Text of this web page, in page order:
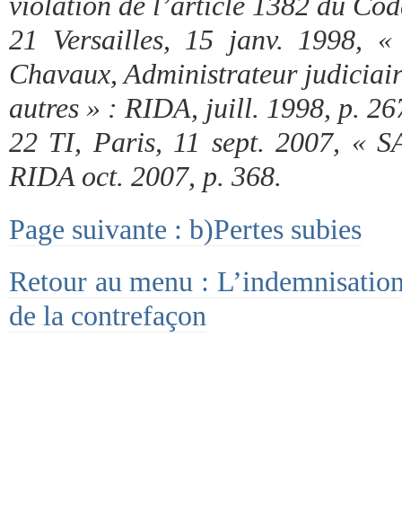
21 Versailles, 15 janv. 1998,
Chavaux, Administrateur
autres » : RIDA, juill. 1998, p.
22 TI, Paris, 11 sept. 2007, «
RIDA oct. 2007, p. 368.
Page suivante : b)Pertes subies
Retour au menu :
de la contrefaçon